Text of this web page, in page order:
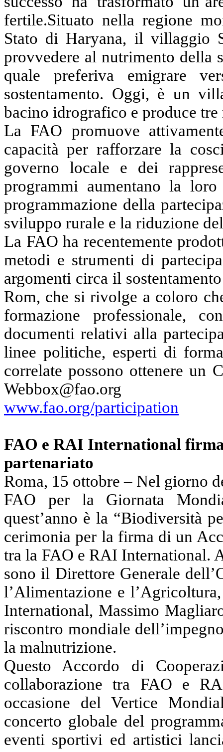
fertile.Situato nella regione
Stato di Haryana, il villaggio
provvedere al nutrimento della
quale preferiva emigrare
sostentamento. Oggi, è un
bacino idrografico e produce
La FAO promuove
capacità per rafforzare la
governo locale e dei
programmi aumentano la
programmazione della
sviluppo rurale e la riduzione
La FAO ha recentemente
metodi e strumenti di
argomenti circa il
Rom, che si rivolge a coloro
formazione professionale,
documenti relativi alla
linee politiche, esperti di
correlate possono ottenere un
Webbox@fao.org
www.fao.org/participation
FAO e RAI International
partenariato
Roma, 15 ottobre – Nel giorno
FAO per la Giornata
quest’anno è la “Biodiversità
cerimonia per la firma di un
tra la FAO e RAI International.
sono il Direttore Generale
l’Alimentazione e
International, Massimo
riscontro mondiale
la malnutrizione.
Questo Accordo di
collaborazione tra FAO e
occasione del Vertice
concerto globale del
eventi sportivi ed artistici